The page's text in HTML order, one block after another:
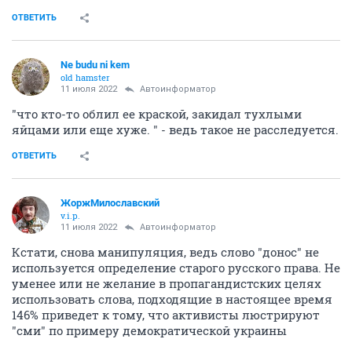
ОТВЕТИТЬ
Ne budu ni kem
old hamster
11 июля 2022 Автоинформатор
"что кто-то облил ее краской, закидал тухлыми
яйцами или еще хуже. " - ведь такое не расследуется.
ОТВЕТИТЬ
ЖоржМилославский
v.i.p.
11 июля 2022 Автоинформатор
Кстати, снова манипуляция, ведь слово "донос" не
используется определение старого русского права. Не
уменее или не желание в пропагандистских целях
использовать слова, подходящие в настоящее время
146% приведет к тому, что активисты люстрируют
"сми" по примеру демократической украины